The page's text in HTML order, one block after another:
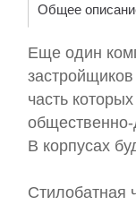
Общее
Еще один
часть
общественно-
В корпусах
Стилобатная